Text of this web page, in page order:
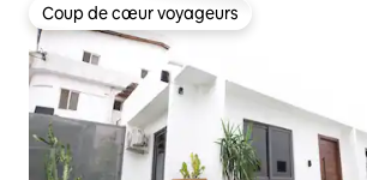
Coup de cœur voyageurs
Coup de cœur voyageurs